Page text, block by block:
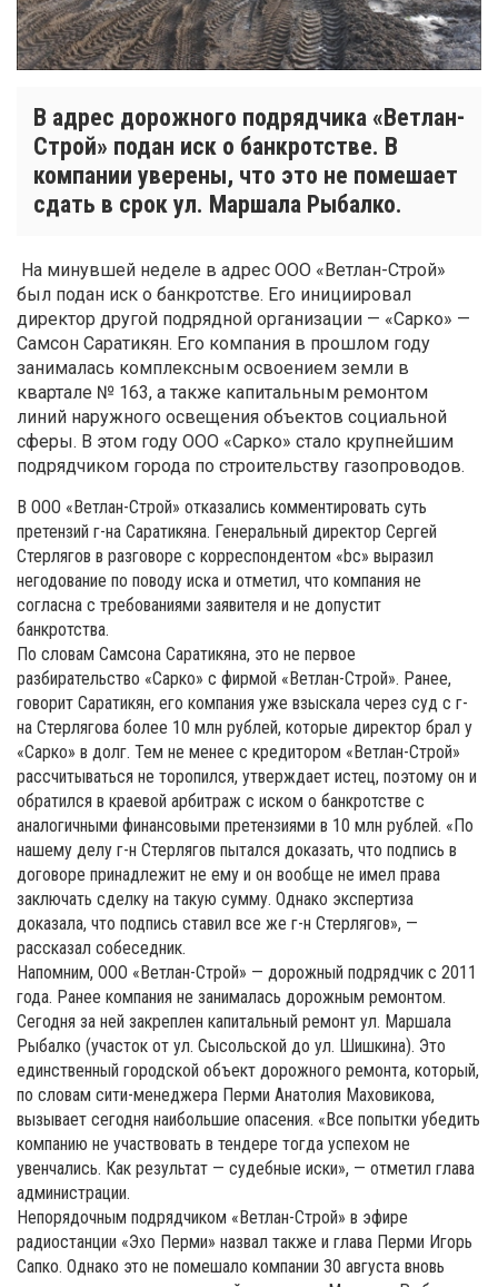
В адрес дорожного подрядчика «Ветлан-
Строй» подан иск о банкротстве. В
компании уверены, что это не помешает
сдать в срок ул. Маршала Рыбалко.
На минувшей неделе в адрес ООО «Ветлан-Строй»
был подан иск о банкротстве. Его инициировал
директор другой подрядной организации — «Сарко» —
Самсон Саратикян. Его компания в прошлом году
занималась комплексным освоением земли в
квартале № 163, а также капитальным ремонтом
линий наружного освещения объектов социальной
сферы. В этом году ООО «Сарко» стало крупнейшим
подрядчиком города по строительству газопроводов.
В ООО «Ветлан-Строй» отказались комментировать суть
претензий г-на Саратикяна. Генеральный директор Сергей
Стерлягов в разговоре с корреспондентом «bc» выразил
негодование по поводу иска и отметил, что компания не
согласна с требованиями заявителя и не допустит
банкротства.
По словам Самсона Саратикяна, это не первое
разбирательство «Сарко» с фирмой «Ветлан-Строй». Ранее,
говорит Саратикян, его компания уже взыскала через суд с г-
на Стерлягова более 10 млн рублей, которые директор брал у
«Сарко» в долг. Тем не менее с кредитором «Ветлан-Строй»
рассчитываться не торопился, утверждает истец, поэтому он и
обратился в краевой арбитраж с иском о банкротстве с
аналогичными финансовыми претензиями в 10 млн рублей. «По
нашему делу г-н Стерлягов пытался доказать, что подпись в
договоре принадлежит не ему и он вообще не имел права
заключать сделку на такую сумму. Однако экспертиза
доказала, что подпись ставил все же г-н Стерлягов», —
рассказал собеседник.
Напомним, ООО «Ветлан-Строй» — дорожный подрядчик с 2011
года. Ранее компания не занималась дорожным ремонтом.
Сегодня за ней закреплен капитальный ремонт ул. Маршала
Рыбалко (участок от ул. Сысольской до ул. Шишкина). Это
единственный городской объект дорожного ремонта, который,
по словам сити-менеджера Перми Анатолия Маховикова,
вызывает сегодня наибольшие опасения. «Все попытки убедить
компанию не участвовать в тендере тогда успехом не
увенчались. Как результат — судебные иски», — отметил глава
администрации.
Непорядочным подрядчиком «Ветлан-Строй» в эфире
радиостанции «Эхо Перми» назвал также и глава Перми Игорь
Сапко. Однако это не помешало компании 30 августа вновь